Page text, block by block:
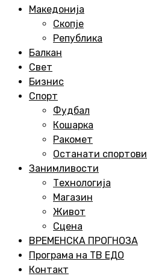
Македонија
Скопје
Република
Балкан
Свет
Бизнис
Спорт
Фудбал
Кошарка
Ракомет
Останати спортови
Занимливости
Технологија
Магазин
Живот
Сцена
ВРЕМЕНСКА ПРОГНОЗА
Програма на ТВ ЕДО
Контакт